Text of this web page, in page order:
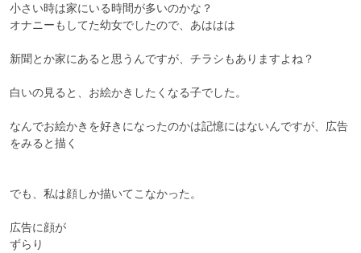
小さい時は家にいる時間が多いのかな？
オナニーもしてた幼女でしたので、あははは
新聞とか家にあると思うんですが、チラシもありますよね？
白いの見ると、お絵かきしたくなる子でした。
なんでお絵かきを好きになったのかは記憶にはないんですが、広告
をみると描く
でも、私は顔しか描いてこなかった。
広告に顔が
ずらり